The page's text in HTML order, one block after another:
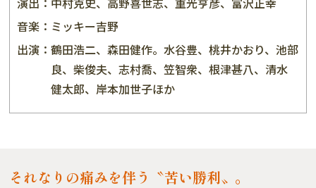
音楽： ミッキー吉野
出演：鶴田浩二、森田健作。水谷豊、桃井かおり、池部
良、柴俊夫、志村喬、笠智衆、根津甚八、清水
健太郎、岸本加世子ほか
それなりの痛みを伴う〝苦い勝利〟。